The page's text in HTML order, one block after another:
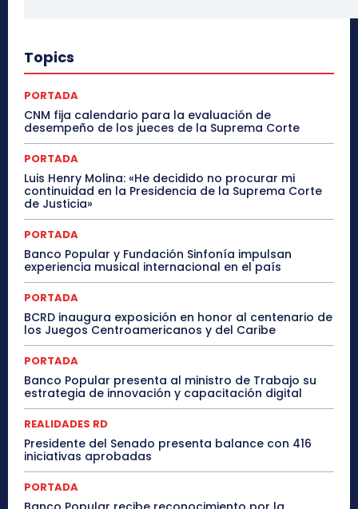
Topics
PORTADA
CNM fija calendario para la evaluación de
desempeño de los jueces de la Suprema Corte
PORTADA
Luis Henry Molina: «He decidido no procurar mi
continuidad en la Presidencia de la Suprema Corte
de Justicia»
PORTADA
Banco Popular y Fundación Sinfonía impulsan
experiencia musical internacional en el país
PORTADA
BCRD inaugura exposición en honor al centenario de
los Juegos Centroamericanos y del Caribe
PORTADA
Banco Popular presenta al ministro de Trabajo su
estrategia de innovación y capacitación digital
REALIDADES RD
Presidente del Senado presenta balance con 416
iniciativas aprobadas
PORTADA